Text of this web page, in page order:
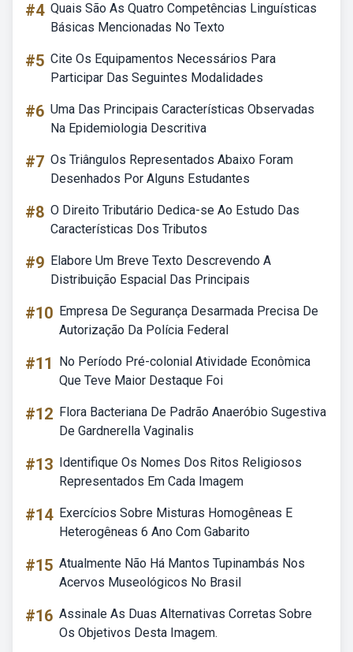
#4 Quais São As Quatro Competências Linguísticas
Básicas Mencionadas No Texto
#5 Cite Os Equipamentos Necessários Para
Participar Das Seguintes Modalidades
#6 Uma Das Principais Características Observadas
Na Epidemiologia Descritiva
#7 Os Triângulos Representados Abaixo Foram
Desenhados Por Alguns Estudantes
#8 O Direito Tributário Dedica-se Ao Estudo Das
Características Dos Tributos
#9 Elabore Um Breve Texto Descrevendo A
Distribuição Espacial Das Principais
#10 Empresa De Segurança Desarmada Precisa De
Autorização Da Polícia Federal
#11
No Período Pré-colonial Atividade Econômica
Que Teve Maior Destaque Foi
#12 Flora Bacteriana De Padrão Anaeróbio Sugestiva
De Gardnerella Vaginalis
#13 Identifique Os Nomes Dos Ritos Religiosos
Representados Em Cada Imagem
#14 Exercícios Sobre Misturas Homogêneas E
Heterogêneas 6 Ano Com Gabarito
#15 Atualmente Não Há Mantos Tupinambás Nos
Acervos Museológicos No Brasil
#16 Assinale As Duas Alternativas Corretas Sobre
Os Objetivos Desta Imagem.